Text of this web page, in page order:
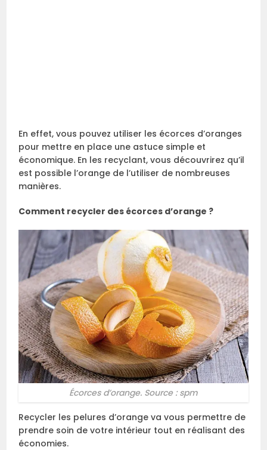
En effet, vous pouvez utiliser les écorces d’oranges
pour mettre en place une astuce simple et
économique. En les recyclant, vous découvrirez qu’il
est possible l’orange de l’utiliser de nombreuses
manières.
Comment recycler des écorces d’orange ?
Écorces d’orange. Source : spm
Recycler les pelures d’orange va vous permettre de
prendre soin de votre intérieur tout en réalisant des
économies.